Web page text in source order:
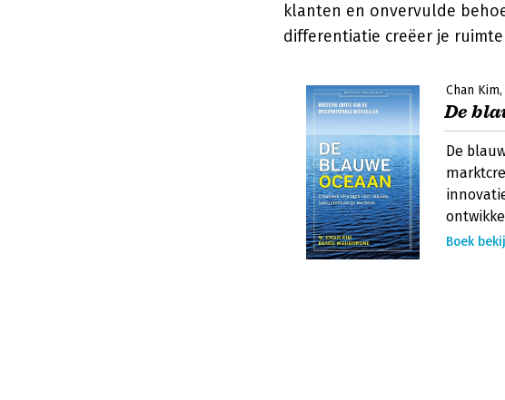
klanten en onvervulde
differentiatie creëer je
Chan Kim
De
De
Boek